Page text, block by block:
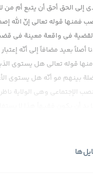
إلى الحق أحق أن يتبع أم من
قوله تعالى إنّ الله
في واقعة معينة في
أصلاً بعيد مضافاً إلى أنّه
قوله تعالى هل يستوي الذين
بينهم مو أنّه هل يستوي
الإجتماعي وهي الولاية
من هذا لا بد أن يكون
أي إنصافاً من هذه الأدلة